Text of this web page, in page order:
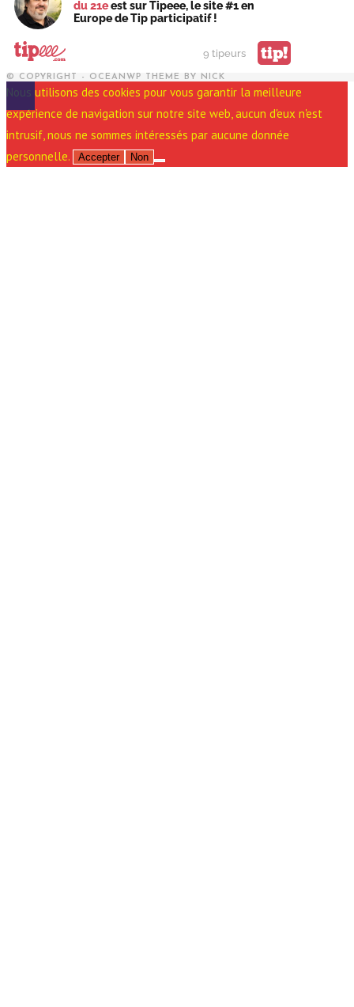
du 21eest sur Tipeee, le site #1 en
Europe de Tip participatif !
9 tipeurs tip!
© COPYRIGHT - OCEANWP THEME BY NICK
Nous utilisons des cookies pour vous garantir la meilleure
expérience de navigation sur notre site web, aucun d'eux n'est
intrusif, nous ne sommes intéressés par aucune donnée
personnelle.
Accepter Non